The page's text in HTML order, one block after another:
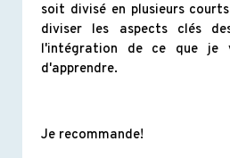
soit divisé en plusieurs
diviser les aspects clés
l'intégration de ce que je
d'apprendre.
Je recommande!